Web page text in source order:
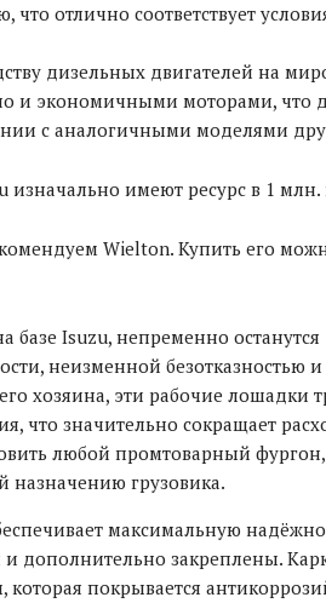
отлично соответствует
дизельных двигателей на
и экономичными моторами, что
с аналогичными моделями
изначально имеют ресурс в 1 млн.
Wielton. Купить его
Isuzu, непременно останутся
неизменной безотказностью и
хозяина, эти рабочие лошадки
что значительно сокращает
любой промтоварный
назначению грузовика.
максимальную
дополнительно закреплены.
которая покрывается